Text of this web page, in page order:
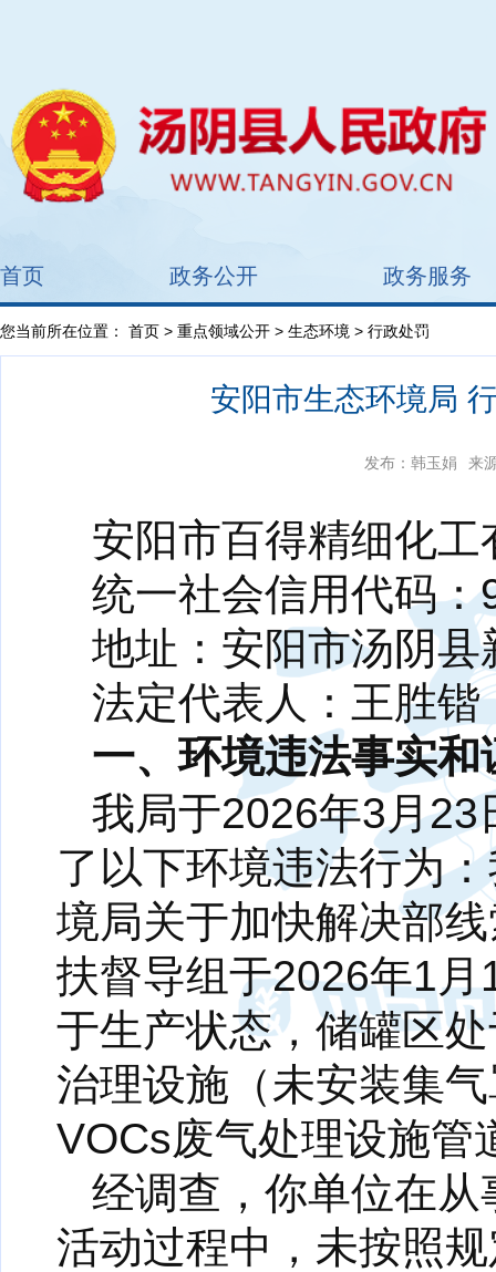
首页 政务公开 政务服务
您当前所在位置： 首页 > 重点领域公开 > 生态环境 > 行政处罚
安阳市生态环境局
发布：韩玉娟 来
安阳市百得精细化工
统一社会信用代码
地址：安阳市汤阴
法定代表人：王胜锴
一、环境违法事实和
我局于2026年3月23
了以下环境违法行为
境局关于加快解决部
扶督导组于2026年1
于生产状态，储罐区
治理设施（未安装集
VOCs废气处理设施管
经调查，你单位在
活动过程中，未按照